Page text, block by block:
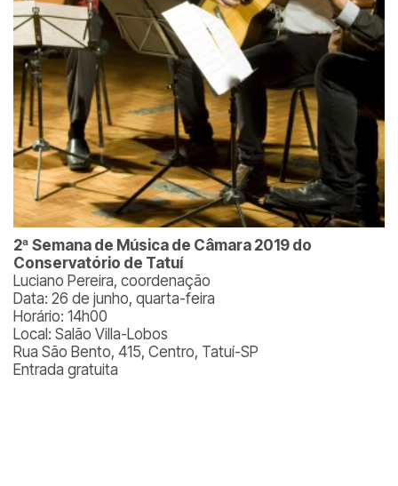
2ª Semana de Música de Câmara 2019 do
Conservatório de Tatuí
Luciano Pereira, coordenação
Data: 26 de junho, quarta-feira
Horário: 14h00
Local: Salão Villa-Lobos
Rua São Bento, 415, Centro, Tatuí-SP
Entrada gratuita